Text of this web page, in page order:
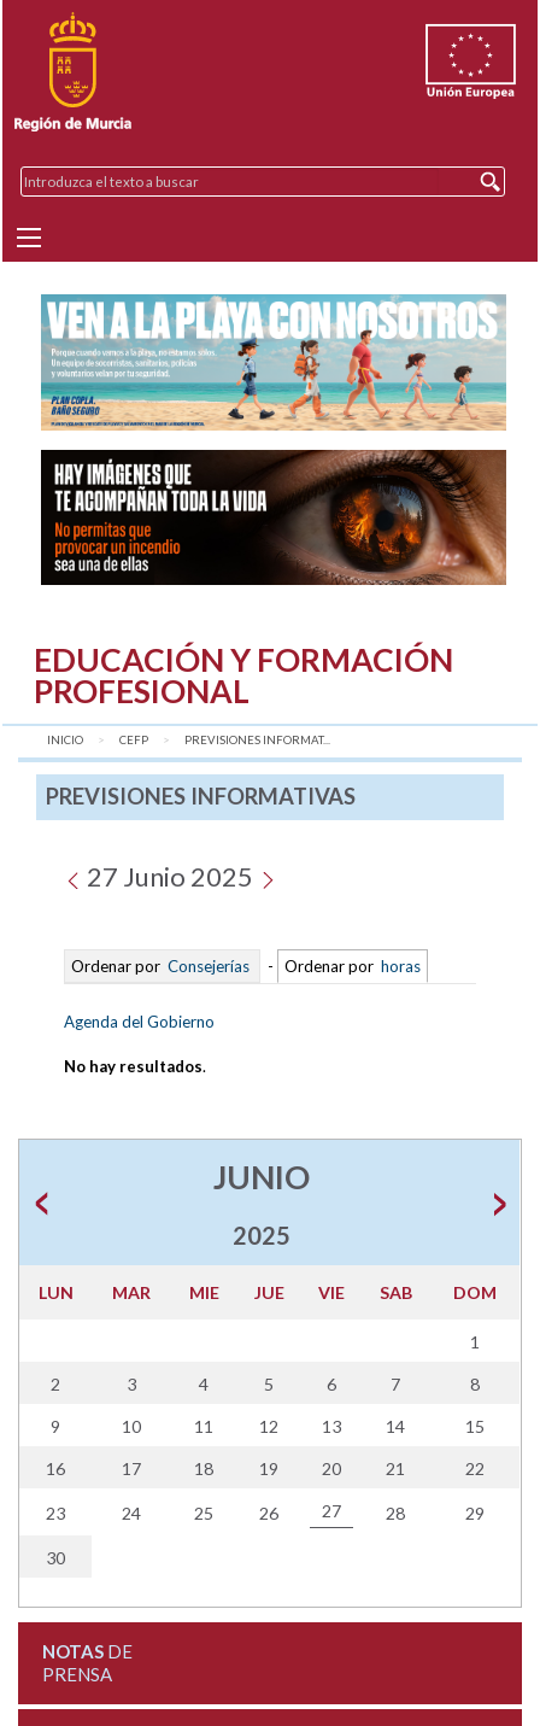
EDUCACIÓN Y FORMACIÓN
PROFESIONAL
INICIO CEFP AQUÍ:
PREVISIONES INFORMAT...
PREVISIONES INFORMATIVAS
27 Junio 2025
Ordenar por Consejerías - Ordenar por horas
Agenda del Gobierno
No hay resultados.
JUNIO
2025
LUN MAR MIE JUE VIE SAB DOM
1
2 3 4 5 6 7 8
9 10 11 12 13 14 15
16 17 18 19 20 21 22
23 24 25 26 27 28 29
30
NOTASDE
PRENSA